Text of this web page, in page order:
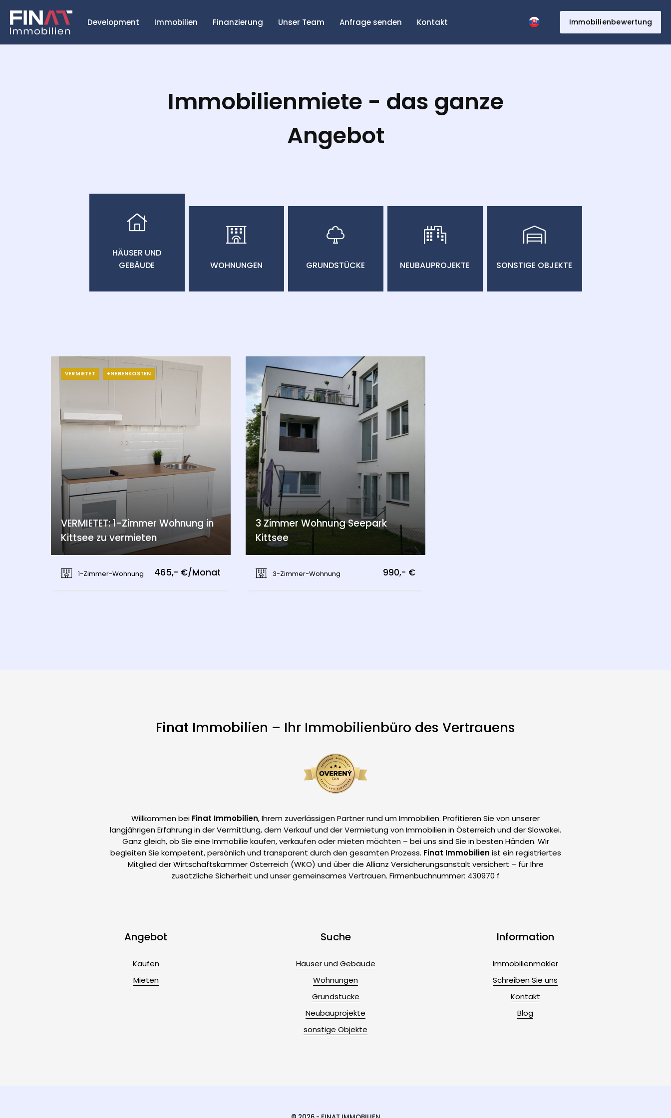
Development Immobilien Finanzierung Unser Team Anfrage senden Kontakt Immobilienbewertung
Immobilienmiete - das ganze
Angebot
HÄUSER UND
GEBÄUDE
WOHNUNGEN GRUNDSTÜCKE NEUBAUPROJEKTE SONSTIGE OBJEKTE
VERMIETET +NEBENKOSTEN
VERMIETET: 1-Zimmer Wohnung in
Kittsee zu vermieten
1-Zimmer-Wohnung
465,- €/Monat
3 Zimmer Wohnung Seepark
Kittsee
3-Zimmer-Wohnung
990,- €
Finat Immobilien – Ihr Immobilienbüro des Vertrauens
Willkommen bei Finat Immobilien, Ihrem zuverlässigen Partner rund um Immobilien. Profitieren Sie von unserer
langjährigen Erfahrung in der Vermittlung, dem Verkauf und der Vermietung von Immobilien in Österreich und der Slowakei.
Ganz gleich, ob Sie eine Immobilie kaufen, verkaufen oder mieten möchten – bei uns sind Sie in besten Händen. Wir
begleiten Sie kompetent, persönlich und transparent durch den gesamten Prozess. Finat Immobilien ist ein registriertes
Mitglied der Wirtschaftskammer Österreich (WKO) und über die Allianz Versicherungsanstalt versichert – für Ihre
zusätzliche Sicherheit und unser gemeinsames Vertrauen. Firmenbuchnummer: 430970 f
Angebot
Kaufen
Mieten
Suche
Häuser und Gebäude
Wohnungen
Grundstücke
Neubauprojekte
sonstige Objekte
Information
Immobilienmakler
Schreiben Sie uns
Kontakt
Blog